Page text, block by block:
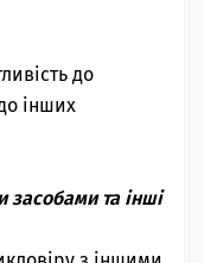
до
інших
засобами та інші